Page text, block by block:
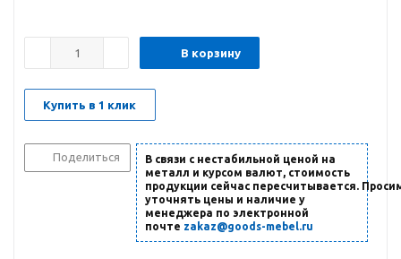
В корзину
Купить в 1 клик
Поделиться
В связи с нестабильной ценой на
металл и курсом валют, стоимость
продукции сейчас пересчитывается.
уточнять цены и наличие у
менеджера по электронной
почте zakaz@goods-mebel.ru